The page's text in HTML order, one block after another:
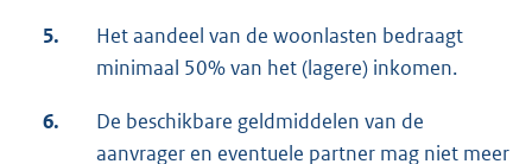
5.
Het aandeel van de woonlasten bedraagt
minimaal 50% van het (lagere) inkomen.
6.
De beschikbare geldmiddelen van de
aanvrager en eventuele partner mag niet meer